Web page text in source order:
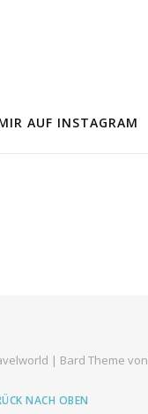
AUF INSTAGRAM
| Bard Theme von
NACH OBEN